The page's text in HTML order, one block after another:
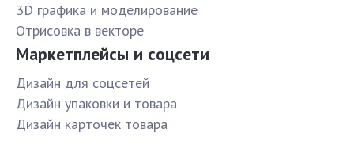
3D графика и моделирование
Отрисовка в векторе
Маркетплейсы и соцсети
Дизайн для соцсетей
Дизайн упаковки и товара
Дизайн карточек товара